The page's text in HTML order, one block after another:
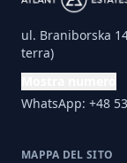
ul. Braniborska
terra)
WhatsApp: +48
MAPPA DEL SITO